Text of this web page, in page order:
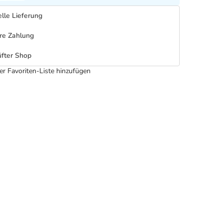
Lieferung
Zahlung
Shop
Favoriten-Liste hinzufügen